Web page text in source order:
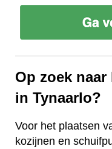
Op zoek
in Tynaarlo?
Voor het plaatsen
kozijnen en